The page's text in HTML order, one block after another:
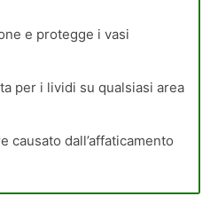
e protegge i vasi
per i lividi su qualsiasi area
causato dall’affaticamento